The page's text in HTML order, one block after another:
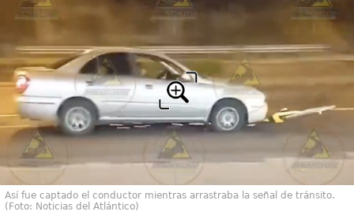
Así fue captado el conductor mientras arrastraba la señal de tránsito.
(Foto: Noticias del Atlántico)